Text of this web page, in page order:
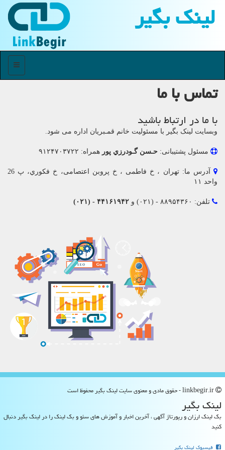
لینك بگیر
منو
تماس با ما
با ما در ارتباط باشید
وبسایت لینک بگیر با مسئولیت خانم قمـبريان اداره می شود.
مسئول پشتیبانی: حـسن گـودرزي پور همراه: ۹۱۲۴۷۰۳۷۲۲
آدرس ما: تهران ، خ فاطمی ، خ پروبن اعتصامی، خ فکوري، پ 26
واحد ۱۱
تلفن: ۸۸۹۵۴۳۶۰ - (۰۲۱) و ۴۴۱۶۱۹۴۲ - (۰۲۱)
لینك بگیر
بک لینک ارزان و رپورتاژ آگهی ، آخرین اخبار و آموزش های سئو و بک لینک را در لینک بگیر دنبال
کنید
فیسبوک لینک بگیر